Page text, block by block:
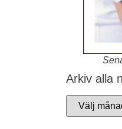
Arkiv alla